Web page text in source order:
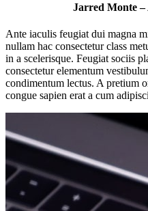
Jarred Monte
Ante iaculis feugiat dui magna
nullam hac consectetur class
in a scelerisque. Feugiat sociis
consectetur elementum
condimentum lectus. A pretium
congue sapien erat a cum